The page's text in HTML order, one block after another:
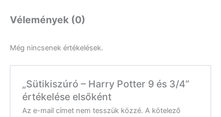
Vélemények (0)
Még nincsenek értékelések.
„Sütikiszúró – Harry Potter 9 és 3/4”
értékelése elsőként
Az e-mail címet nem tesszük közzé. A kötelező